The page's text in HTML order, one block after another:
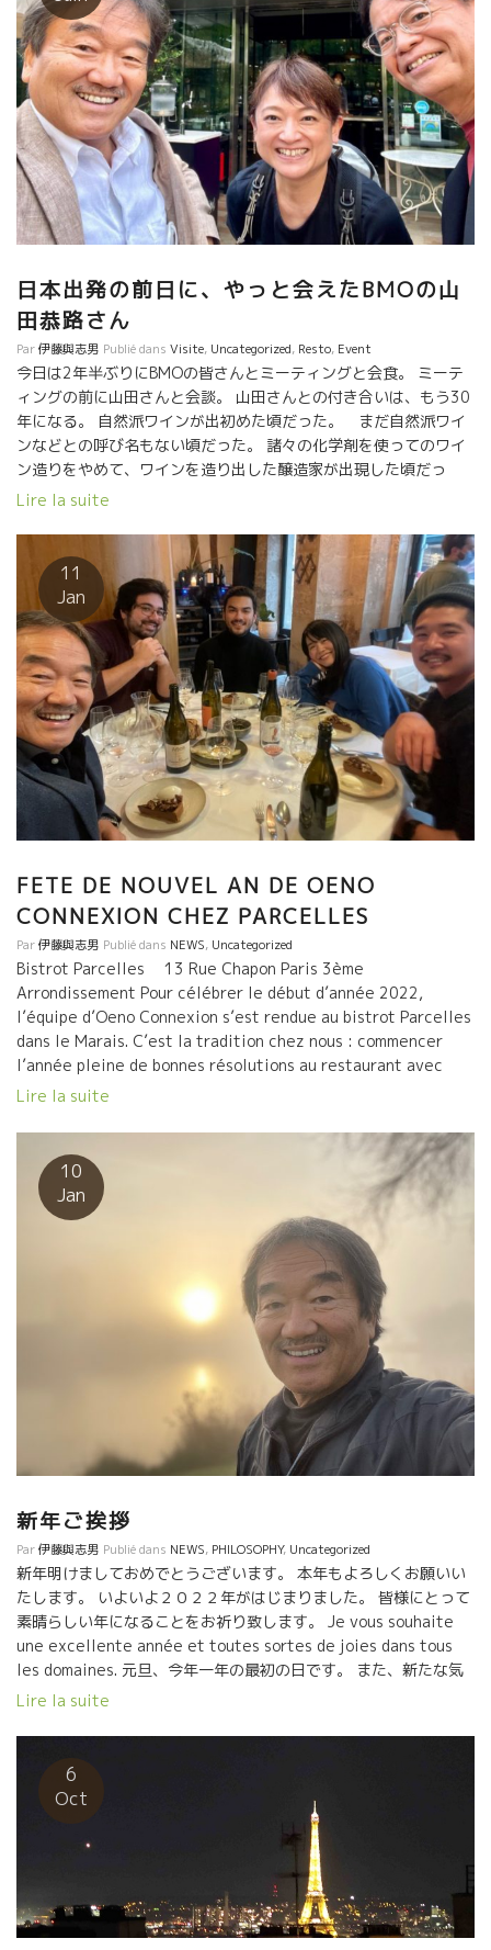
日本出発の前日に、やっと会えたBMOの山
田恭路さん
Par伊藤與志男 Publié dans Visite, Uncategorized, Resto, Event
今日は2年半ぶりにBMOの皆さんとミーティングと会食。 ミーテ
ィングの前に山田さんと会談。 山田さんとの付き合いは、もう30
年になる。 自然派ワインが出初めた頃だった。 まだ自然派ワイ
ンなどとの呼び名もない頃だった。 諸々の化学剤を使ってのワイ
ン造りをやめて、ワインを造り出した醸造家が出現した頃だっ
た。 つまりスポーツ（オリンピック）の世界で云えばドーピング
田さんとフランス中の気合いの入った造り手を周った。 彼らのワ
インは今までのワインの味わいとは全く違っていて、素晴らしい
品質だった。 私も山田さんも、同じことを感じていた。 “近い将
来、ワインの世界は変わる！” “有名でなくても、化学剤を使用し
なくても、美味しいワインが存在する。 そんなワインを日本中に
広めたい。 真っ当なワインを広めることで、世を僅かでも真っ当
な方向に進めることができる。” あれからもう30年が過ぎた。 自
然派ワインも普及して世界中の一流レストランがメインに使うよ
うになっている。 世界中の優秀な若手ソムリエ達は率先して繊細
な料理に、これらを合わせている。 ここコロナ禍の2年半の間
に、追い風に乗って更に自然派ワインの需要が世界中で急増して
いる。 もう、今となっては、自然派ワインなどと呼ばなくてもい
い段階まできている。 山田さんの凄いところは、 自然派ワインを
卓に提供できるように流通革新をしてきたことだ。 一見特殊なワ
インと思われがちな自然派ワインを、普通の人が普通に購入でき
る流通形態を作りあげた。 日本中の真っ当な高品質の食品を提供
する小売店を中心に、販売網を形成してきた。 連日、日本中を走
りまわって、売りの現場を指導してきた。 ここにきて、山田さん
は、更に進化しようとしている。 よりワインに専門特化した形態
の“トロワザムール店”をより強化して、特殊な食材をも加えて、自
然なワインを更に普及することを考えている。 流石の山田さん、
BMO 社。 これからも、最大限の協力をしていきたい。 2年半の間
に、BMO メンバーも、私が知らない新しい人が増えた。 顔合わせ
ている楽しく優秀なメンバーばかりだ。 同じテーブルを囲んで、
美味しいワイン、食事、ワイン談義を皆んなで楽しみました。 ま
た、しばらくは日本を離れる前日に素晴らしい一期一会だった。
ありがとう！ それにしても、ここラシーヌ青山は気持ちの良い空
気が流れているビストロだった。 こんな環境の中で自然ワインを
飲めるとはすばらしいことだ。 すべてに感謝！ “Racines
Lire la suite
11
Jan
FETE DE NOUVEL AN DE OENO
CONNEXION CHEZ PARCELLES
Par伊藤與志男 Publié dans NEWS, Uncategorized
Bistrot Parcelles 13 Rue Chapon Paris 3ème
Arrondissement Pour célébrer le début d’année 2022,
l’équipe d’Oeno Connexion s’est rendue au bistrot Parcelles
dans le Marais. C’est la tradition chez nous : commencer
l’année pleine de bonnes résolutions au restaurant avec
toute l’équipe ! Le bistrot a un style traditionnel avec une
décoration est simple et accueillante. Sarah Michielsen,
gérante pendant 10 ans du restaurant ‘Itinéraire’ dans le
5e, a installé son restaurant ainsi que l’épicerie fine/cave
(en face) juste avant le 1er confinement. Le sourcing est
pointu, sur place comme à la boutique, où la qualité des
Lire la suite
10
Jan
新年ご挨拶
Par伊藤與志男 Publié dans NEWS, PHILOSOPHY, Uncategorized
新年明けましておめでとうございます。 本年もよろしくお願いい
たします。 いよいよ２０２２年がはじまりました。 皆様にとって
素晴らしい年になることをお祈り致します。 Je vous souhaite
une excellente année et toutes sortes de joies dans tous
les domaines. 元旦、今年一年の最初の日です。 また、新たな気
持ちで、新たな人生をはじめられる絶好の機会でもあります。 こ
ホントにコロナのお蔭で、世界の物事の流れの源流が観えてきま
した。 コロナも含めて、中東問題、中国、ロシアの近隣国への攻
勢など、世界中に混乱、対立、抗争が、まるで用意されていた如
くに、一つが落ち着くと必ず他で勃発してきます。 混乱、対立、
抗争の繰り返しの中で一定の方向に世を流そうとする存在があり
そうなことも多くの人が気付き始めています。 しかし、この流れ
では、決して秩序は保てないし、地球自体が長くは続かないこと
も多くの人達が気付いています。 混乱、対立するものを“融合”し
て、新たなものを創造していく流れが必要なことも多くの心ある
Lire la suite
6
Oct